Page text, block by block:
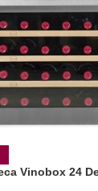
Vinobox 24